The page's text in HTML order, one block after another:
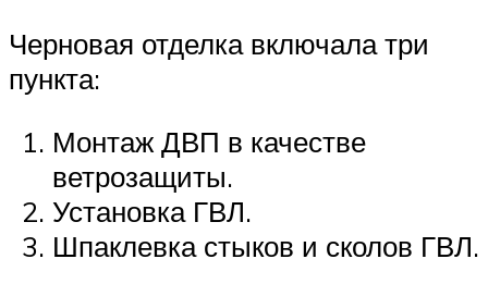
Черновая отделка включала три
пункта:
Монтаж ДВП в качестве
ветрозащиты.
Установка ГВЛ.
Шпаклевка стыков и сколов ГВЛ.